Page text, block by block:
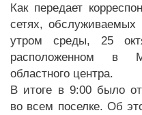
Как передает
сетях,
утром среды, 25
расположенном в
областного центра.
В итоге в 9:00 было
во всем поселке. Об